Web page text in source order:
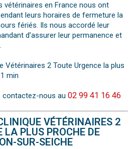
vétérinaires en France nous ont
leurs horaires de fermeture la
fériés. Ils nous accordé leur
d’assurer leur permanence et
Vétérinaires 2 Toute Urgence la plus
min
contactez-nous au 02 99 41 16 46
VÉTÉRINAIRES 2
LA PLUS PROCHE DE
SUR-SEICHE